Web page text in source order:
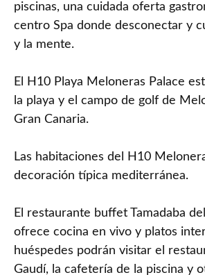
piscinas, una cuidada oferta
centro Spa donde desconectar y
y la mente.
El H10 Playa Meloneras Palace
la playa y el campo de golf de
Gran Canaria.
Las habitaciones del H10
decoración típica mediterránea.
El restaurante buffet Tamadaba
ofrece cocina en vivo y platos
huéspedes podrán visitar el
Gaudí, la cafetería de la piscina y